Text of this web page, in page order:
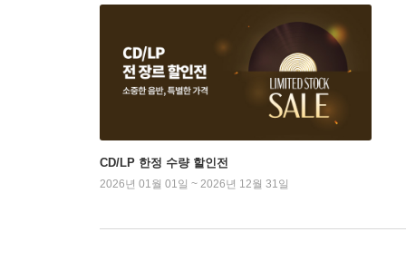
CD/LP 한정 수량 할인전
2026년 01월 01일 ~ 2026년 12월 31일